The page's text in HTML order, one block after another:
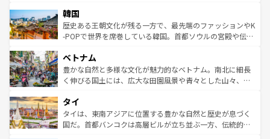
ワイを、存分に味わってほしい。 なお、新着のハワイ情報
はコンテンツ一覧を参照してほしい。
いる。アクティビティも充実しており、サーフィンやダイ
ビング、ハイキングなど、アウトドア好きにはたまらな
い。オーストラリアの多彩な魅力を存分に味わいつくそ
参照してほしい。
ン）、静ひつな山岳地帯である台湾東部など、都市の喧騒
と山間の静けさが共存しており、訪れる人に新しい発見と
驚きをもたらしてくれる。また、奥深い台湾の食文化も魅
容にもいいと評判のスイーツなど、バラエティ豊かな料理
が味わえる。 なお、新着の台湾情報は コンテンツ一覧を参
照してほしい。
韓国
歴史ある王朝文化が残る一方で、最先端のファッションやK
-POPで世界を席巻している韓国。首都ソウルの宮殿や伝統
き、地方に足を延ばせば四季折々の自然美を楽しむことが
できる。そして、キムチや焼肉、絶品のストリートフード
まで、さまざまな韓国料理が待っている。夜には、韓国な
リティに包まれながら、韓国の多彩な魅力を心ゆくまで味
わってみてほしい。 なお、新着の韓国情報はコンテンツ一
覧を参照してほしい。
ベトナム
豊かな自然と多様な文化が魅力的なベトナム。南北に細長
く伸びる国土には、広大な田園風景や青々とした山々、世
急速な発展と共に伝統が息づく。ハノイの古い町並みやホ
ーチミン市のフランス統治時代の建物も、独特の雰囲気を
醸し出している。また、バラエティの豊かさとおいしさで
タイ
タイは、東南アジアに位置する豊かな自然と歴史が息づく
国だ。首都バンコクは高層ビルが立ち並ぶ一方、伝統的な